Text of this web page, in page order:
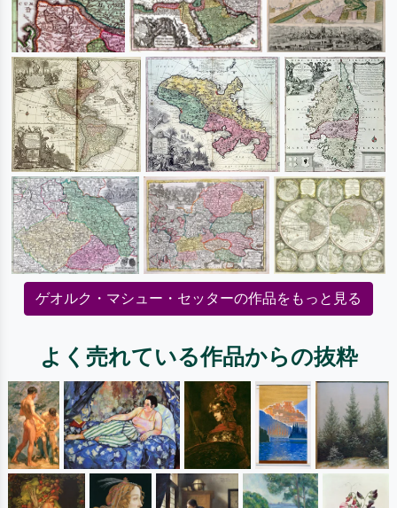
ゲオルク・マシュー・セッターの作品をもっと見る
よく売れている作品からの抜粋